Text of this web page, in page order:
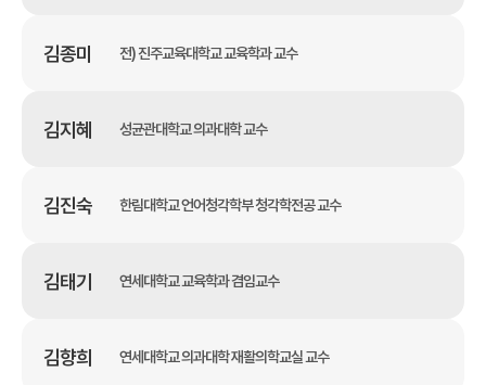
김종미 전) 진주교육대학교 교육학과 교수
김지혜 성균관대학교 의과대학 교수
김진숙 한림대학교 언어청각학부 청각학전공 교수
김태기 연세대학교 교육학과 겸임교수
김향희 연세대학교 의과대학 재활의학교실 교수